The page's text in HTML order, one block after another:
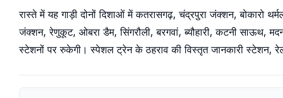
रास्ते में यह गाड़ी दोनों दिशाओं में कतरासगढ़, चंद्रपुरा जंक्शन, बोकारो
जंक्शन, रेणुकूट, ओबरा डैम, सिंगरौली, बरगवां, ब्यौहारी, कटनी साऊथ,
स्टेशनों पर रुकेगी। स्पेशल ट्रेन के ठहराव की विस्तृत जानकारी स्टेशन,